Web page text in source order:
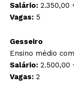
Salário: 2.350,00
Vagas: 5
Gesseiro
Ensino médio
Salário: 2.500,00
Vagas: 2